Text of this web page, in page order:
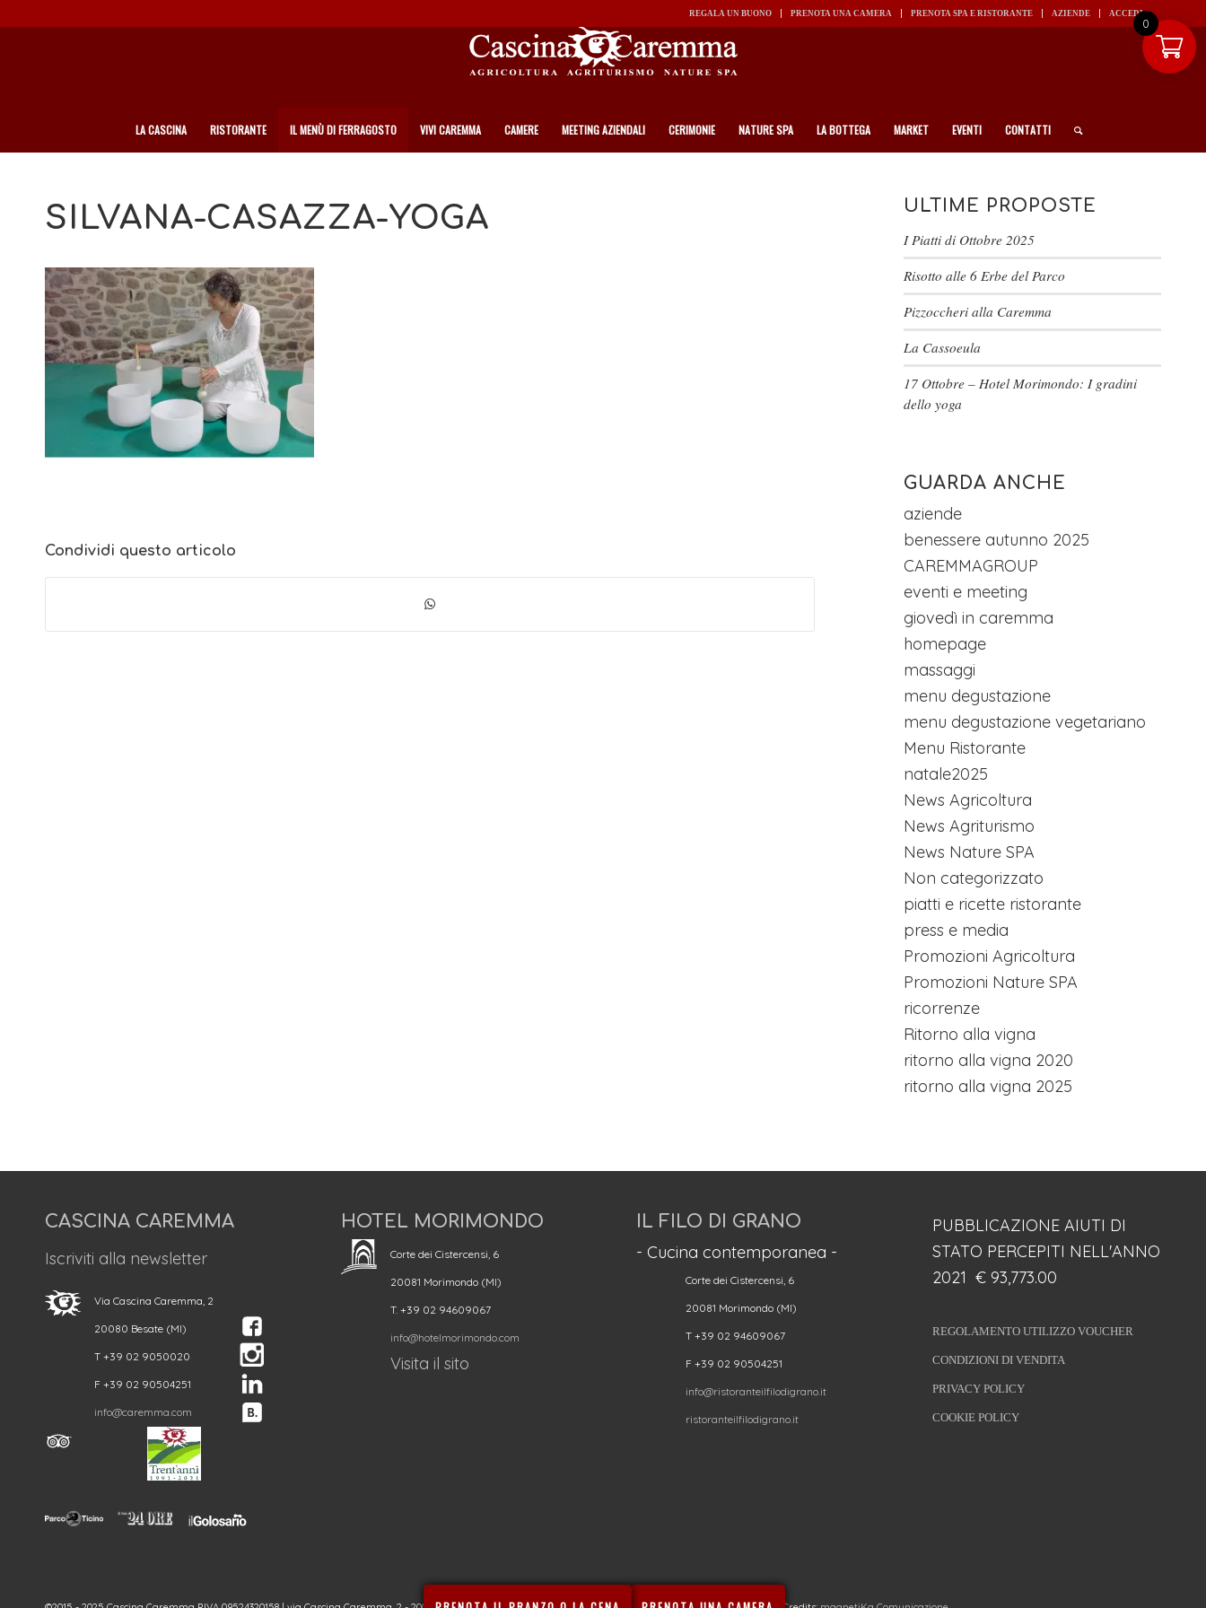
0
REGALA UN BUONO PRENOTA UNA CAMERA PRENOTA SPA E RISTORANTE AZIENDE ACCEDI
LA CASCINA RISTORANTE IL MENÙ DI FERRAGOSTO VIVI CAREMMA CAMERE MEETING AZIENDALI CERIMONIE NATURE SPA LA BOTTEGA MARKET EVENTI CONTATTI
SILVANA-CASAZZA-YOGA
Condividi questo articolo
ULTIME PROPOSTE
I Piatti di Ottobre 2025
Risotto alle 6 Erbe del Parco
Pizzoccheri alla Caremma
La Cassoeula
17 Ottobre – Hotel Morimondo: I gradini
dello yoga
GUARDA ANCHE
aziende
benessere autunno 2025
CAREMMAGROUP
eventi e meeting
giovedì in caremma
homepage
massaggi
menu degustazione
menu degustazione vegetariano
Menu Ristorante
natale2025
News Agricoltura
News Agriturismo
News Nature SPA
Non categorizzato
piatti e ricette ristorante
press e media
Promozioni Agricoltura
Promozioni Nature SPA
ricorrenze
Ritorno alla vigna
ritorno alla vigna 2020
ritorno alla vigna 2025
CASCINA CAREMMA
Iscriviti alla newsletter
Via Cascina Caremma, 2
20080 Besate (MI)
T +39 02 9050020
F +39 02 90504251
info@caremma.com
HOTEL MORIMONDO
Corte dei Cistercensi, 6
20081 Morimondo (MI)
T. +39 02 94609067
info@hotelmorimondo.com
Visita il sito
IL FILO DI GRANO
- Cucina contemporanea -
Corte dei Cistercensi, 6
20081 Morimondo (MI)
T +39 02 94609067
F +39 02 90504251
info@ristoranteilfilodigrano.it
ristoranteilfilodigrano.it
PUBBLICAZIONE AIUTI DI
STATO PERCEPITI NELL'ANNO
2021 € 93,773.00
REGOLAMENTO UTILIZZO VOUCHER
CONDIZIONI DI VENDITA
PRIVACY POLICY
COOKIE POLICY